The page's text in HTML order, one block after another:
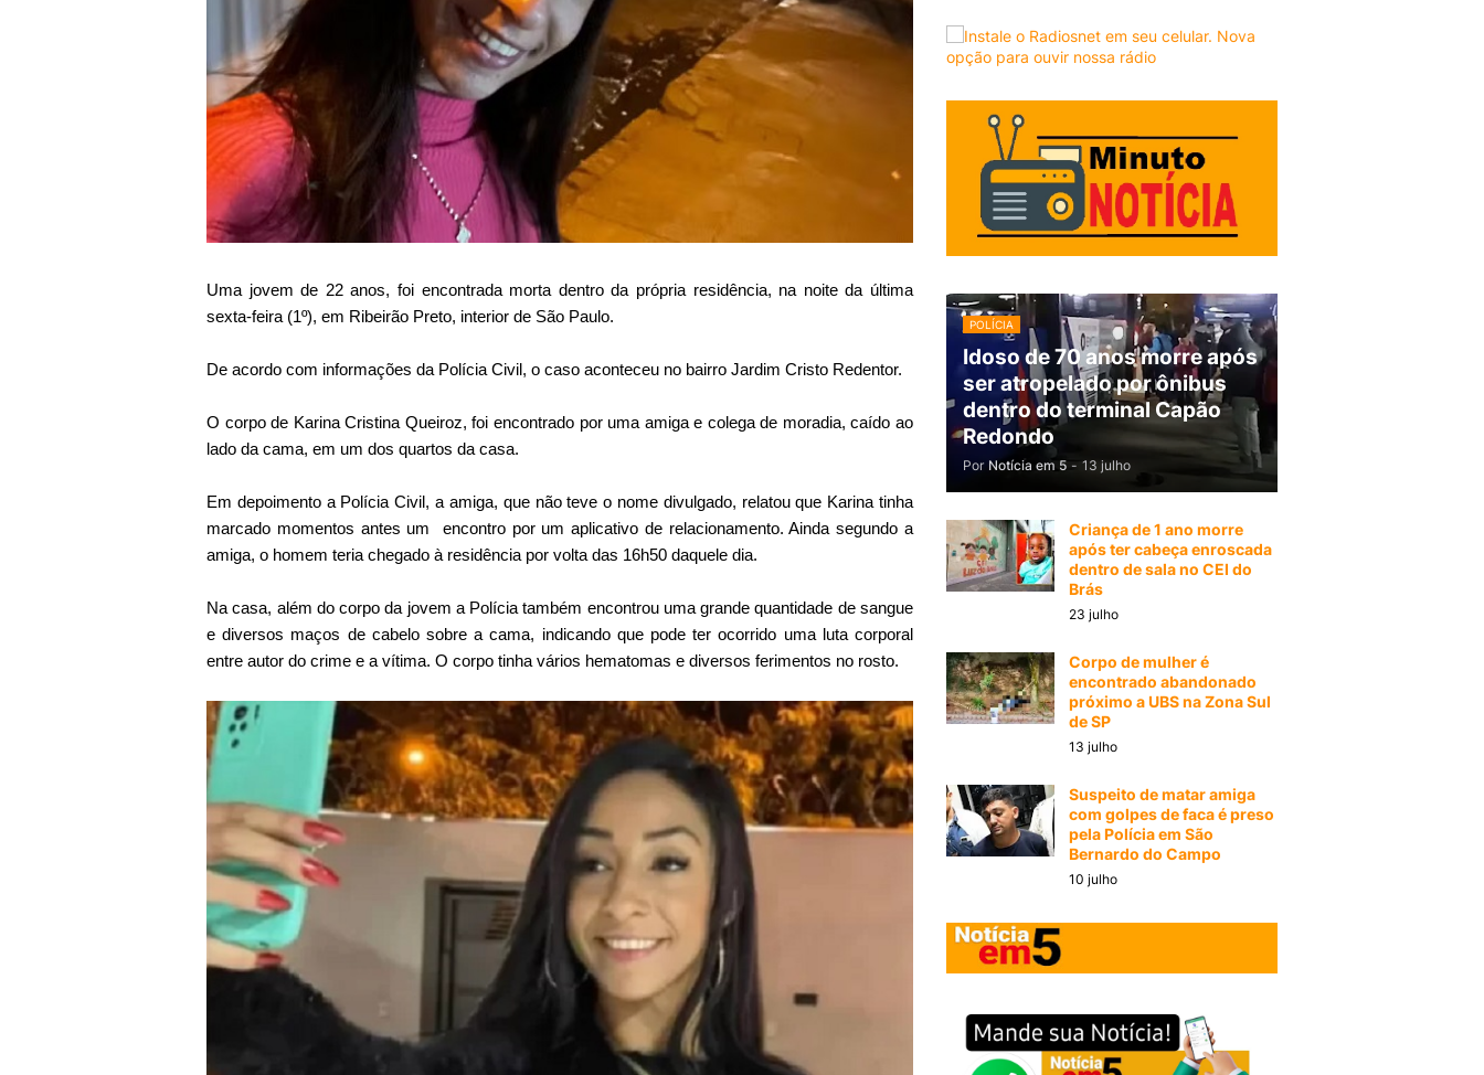
Uma jovem de 22 anos, foi encontrada morta dentro da própria residência, na noite da última
sexta-feira (1º), em Ribeirão Preto, interior de São Paulo.
De acordo com informações da Polícia Civil, o caso aconteceu no bairro Jardim Cristo Redentor.
O corpo de Karina Cristina Queiroz, foi encontrado por uma amiga e colega de moradia, caído ao
lado da cama, em um dos quartos da casa.
Em depoimento a Polícia Civil, a amiga, que não teve o nome divulgado, relatou que Karina tinha
marcado momentos antes um encontro por um aplicativo de relacionamento. Ainda segundo a
amiga, o homem teria chegado à residência por volta das 16h50 daquele dia.
Na casa, além do corpo da jovem a Polícia também encontrou uma grande quantidade de sangue
e diversos maços de cabelo sobre a cama, indicando que pode ter ocorrido uma luta corporal
entre autor do crime e a vítima. O corpo tinha vários hematomas e diversos ferimentos no rosto.
POLÍCIA
Idoso de 70 anos morre após
ser atropelado por ônibus
dentro do terminal Capão
Redondo
Por Notícia em 5 - 13 julho
Criança de 1 ano morre
após ter cabeça enroscada
dentro de sala no CEI do
Brás
23 julho
Corpo de mulher é
encontrado abandonado
próximo a UBS na Zona Sul
de SP
13 julho
Suspeito de matar amiga
com golpes de faca é preso
pela Polícia em São
Bernardo do Campo
10 julho